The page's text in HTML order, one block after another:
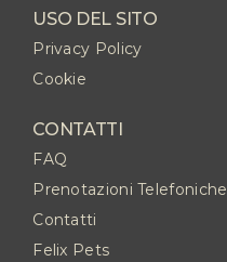
USO DEL SITO
Privacy Policy
Cookie
CONTATTI
FAQ
Prenotazioni Telefoniche
Contatti
Felix Pets